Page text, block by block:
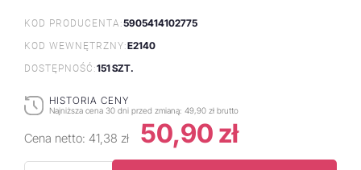
KOD PRODUCENTA:5905414102775
KOD WEWNĘTRZNY:E2140
DOSTĘPNOŚĆ:151 SZT.
HISTORIA CENY
Najniższa cena 30 dni przed zmianą: 49,90 zł brutto
Cena netto: 41,38 zł 50,90 zł